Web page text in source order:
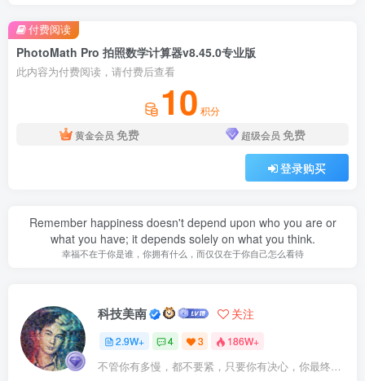
PhotoMath Pro 拍照数学计算器v8.45.0专业版
此内容为付费阅读，请付费后查看
10 积分
黄金会员 免费 超级会员 免费
登录购买
付费阅读
Remember happiness doesn't depend upon who you are or
what you have; it depends solely on what you think.
幸福不在于你是谁，你拥有什么，而仅仅在于你自己怎么看待
科技美南 关注
2.9W+ 4 3 186W+
不管你有多慢，都不要紧，只要你有决心，你最终都会到达想去的地方